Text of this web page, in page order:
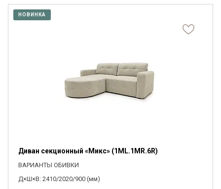
НОВИНКА
Диван секционный «Микс» (1ML.1MR.6R)
ВАРИАНТЫ ОБИВКИ
Д×Ш×В: 2410/2020/900 (мм)